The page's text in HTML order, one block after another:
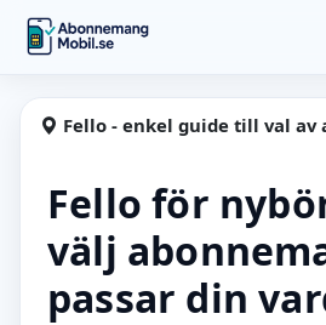
Hoppa till huvudinnehåll
Abonnemangmobil
Fello - enkel guide till val av
Fello för
välj
passar din